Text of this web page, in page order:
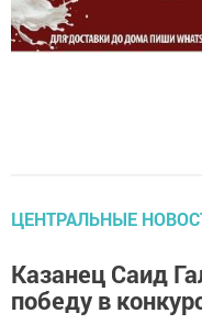
ЦЕНТРАЛЬНЫЕ
Казанец Саид
победу в